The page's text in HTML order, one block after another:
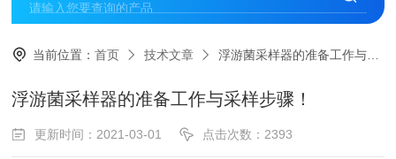
当前位置：首页 技术文章 浮游菌采样器的准备工作与采样步骤！
浮游菌采样器的准备工作与采样步骤！
更新时间：2021-03-01 点击次数：2393